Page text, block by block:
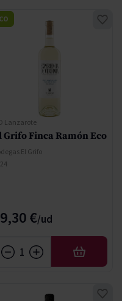
Lanzarote
Grifo Finca Ramón Eco
El Grifo
€
AFEGIR